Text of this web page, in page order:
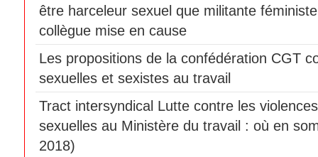
être harceleur sexuel que militante
collègue mise en cause
Les propositions de la confédération CGT
sexuelles et sexistes au travail
Tract intersyndical Lutte contre les
sexuelles au Ministère du travail : où en
2018)